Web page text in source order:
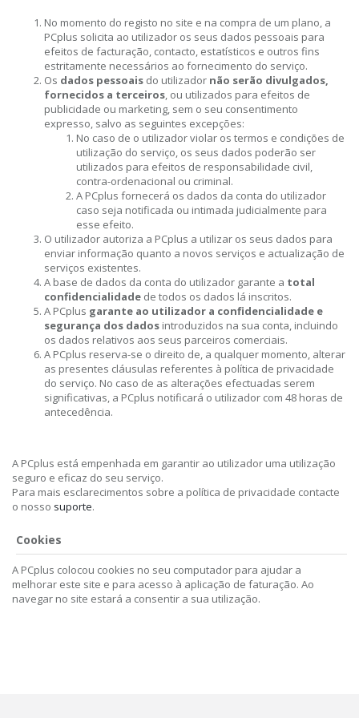
No momento do registo no site e na compra de um plano, a
PCplus solicita ao utilizador os seus dados pessoais para
efeitos de facturação, contacto, estatísticos e outros fins
estritamente necessários ao fornecimento do serviço.
Os dados pessoais do utilizador não serão divulgados,
fornecidos a terceiros, ou utilizados para efeitos de
publicidade ou marketing, sem o seu consentimento
expresso, salvo as seguintes excepções:
No caso de o utilizador violar os termos e condições de
utilização do serviço, os seus dados poderão ser
utilizados para efeitos de responsabilidade civil,
contra-ordenacional ou criminal.
A PCplus fornecerá os dados da conta do utilizador
caso seja notificada ou intimada judicialmente para
esse efeito.
O utilizador autoriza a PCplus a utilizar os seus dados para
enviar informação quanto a novos serviços e actualização de
serviços existentes.
A base de dados da conta do utilizador garante a total
confidencialidade de todos os dados lá inscritos.
A PCplus garante ao utilizador a confidencialidade e
segurança dos dados introduzidos na sua conta, incluindo
os dados relativos aos seus parceiros comerciais.
A PCplus reserva-se o direito de, a qualquer momento, alterar
as presentes cláusulas referentes à política de privacidade
do serviço. No caso de as alterações efectuadas serem
significativas, a PCplus notificará o utilizador com 48 horas de
antecedência.
A PCplus está empenhada em garantir ao utilizador uma utilização
seguro e eficaz do seu serviço.
Para mais esclarecimentos sobre a política de privacidade contacte
o nosso suporte.
Cookies
A PCplus colocou cookies no seu computador para ajudar a
melhorar este site e para acesso à aplicação de faturação. Ao
navegar no site estará a consentir a sua utilização.